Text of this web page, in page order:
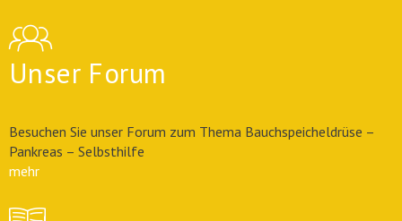
Unser Forum
Besuchen Sie unser Forum zum Thema Bauchspeicheldrüse –
Pankreas – Selbsthilfe
mehr